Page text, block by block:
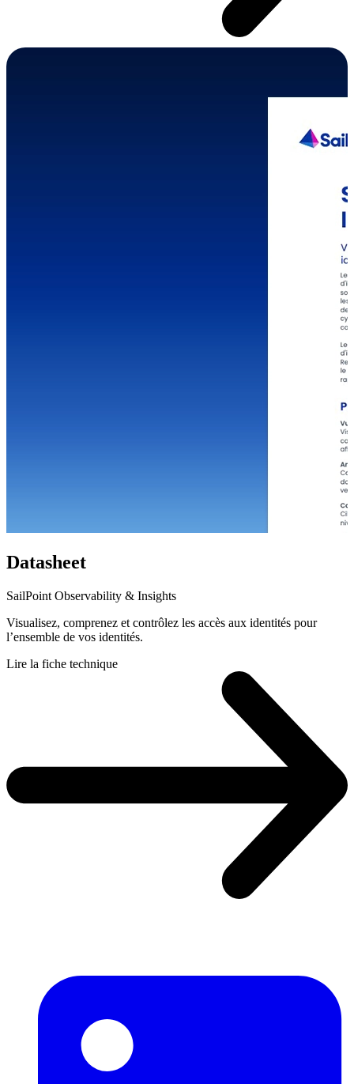
Datasheet
SailPoint Observability & Insights
Visualisez, comprenez et contrôlez les accès aux identités pour
l’ensemble de vos identités.
Lire la fiche technique